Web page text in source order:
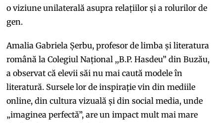
o viziune unilaterală asupra relațiilor și a rolurilor de
gen.
Amalia Gabriela Șerbu, profesor de limba și literatura
română la Colegiul Național ,,B.P. Hasdeu” din Buzău,
a observat că elevii săi nu mai caută modele în
literatură. Sursele lor de inspirație vin din mediile
online, din cultura vizuală și din social media, unde
„imaginea perfectă”, are un impact mult mai mare